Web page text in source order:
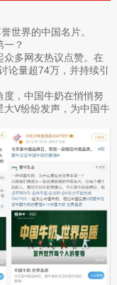
世界的中国名片。
？
众多网友热议点赞。在
论量超74万，并持续引
，中国牛奶在悄悄努
大V纷纷发声，为中国牛